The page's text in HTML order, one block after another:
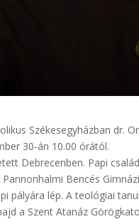
Székesegyházban dr.
30-án 10.00 órától.
Debrecenben. Papi
Bencés
pályára lép. A teológiai
a Szent Atanáz